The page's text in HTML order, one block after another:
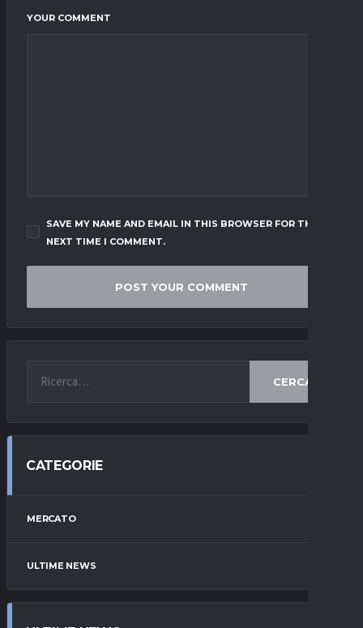
YOUR COMMENT
SAVE MY NAME AND EMAIL IN THIS BROWSER FOR THE
NEXT TIME I COMMENT.
CERCA
CATEGORIE
MERCATO
ULTIME NEWS